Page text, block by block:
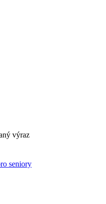
výraz
seniory